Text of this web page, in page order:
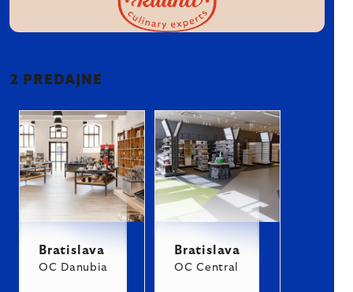
2 PREDAJNE
Bratislava
OC Danubia
Bratislava
OC Central